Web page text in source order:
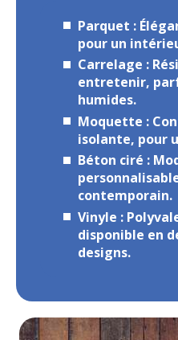
Parquet :
pour un
Carrelage :
entretenir,
humides.
Moquette :
isolante, pour
Béton ciré :
contemporain.
Vinyle :
disponible en
designs.